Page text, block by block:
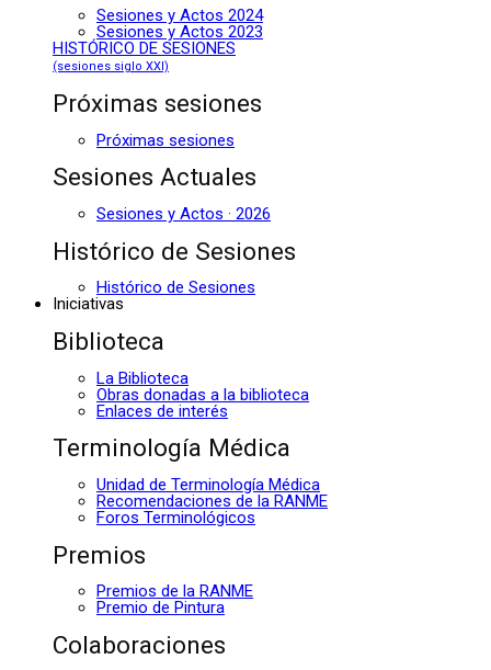
Sesiones y Actos 2024
Sesiones y Actos 2023
HISTÓRICO DE SESIONES
(sesiones siglo XXI)
Próximas sesiones
Próximas sesiones
Sesiones Actuales
Sesiones y Actos · 2026
Histórico de Sesiones
Histórico de Sesiones
Iniciativas
Biblioteca
La Biblioteca
Obras donadas a la biblioteca
Enlaces de interés
Terminología Médica
Unidad de Terminología Médica
Recomendaciones de la RANME
Foros Terminológicos
Premios
Premios de la RANME
Premio de Pintura
Colaboraciones